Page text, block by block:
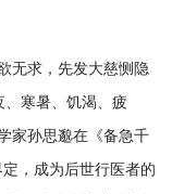
无求，先发大慈恻隐
寒暑、饥渴、疲
家孙思邈在《备急千
，成为后世行医者的